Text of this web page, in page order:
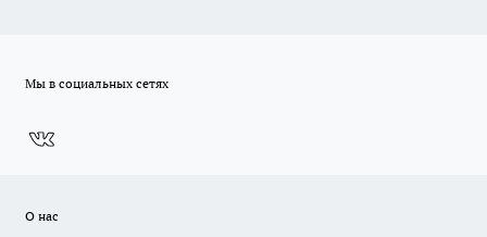
Мы в социальных сетях
О нас